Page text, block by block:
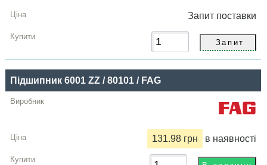
Запит поставки
Підшипник 6001 ZZ / 80101 / FAG
131.98 грн в наявності